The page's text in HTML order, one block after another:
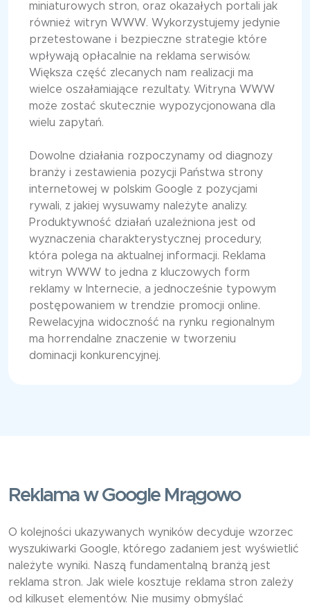
miniaturowych stron, oraz okazałych portali jak
również witryn WWW. Wykorzystujemy jedynie
przetestowane i bezpieczne strategie które
wpływają opłacalnie na reklama serwisów.
Większa część zlecanych nam realizacji ma
wielce oszałamiające rezultaty. Witryna WWW
może zostać skutecznie wypozycjonowana dla
wielu zapytań.
Dowolne działania rozpoczynamy od diagnozy
branży i zestawienia pozycji Państwa strony
internetowej w polskim Google z pozycjami
rywali, z jakiej wysuwamy należyte analizy.
Produktywność działań uzależniona jest od
wyznaczenia charakterystycznej procedury,
która polega na aktualnej informacji. Reklama
witryn WWW to jedna z kluczowych form
reklamy w Internecie, a jednocześnie typowym
postępowaniem w trendzie promocji online.
Rewelacyjna widoczność na rynku regionalnym
ma horrendalne znaczenie w tworzeniu
dominacji konkurencyjnej.
Reklama w Google Mrągowo
O kolejności ukazywanych wyników decyduje wzorzec
wyszukiwarki Google, którego zadaniem jest wyświetlić
należyte wyniki. Naszą fundamentalną branżą jest
reklama stron. Jak wiele kosztuje reklama stron zależy
od kilkuset elementów. Nie musimy obmyślać